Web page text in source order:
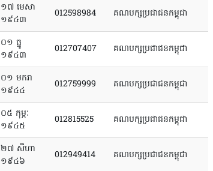
១៧ មេសា
១៩៤៣
012598984 គណបក្សប្រជាជនកម្ពុជា
០១ ធ្នូ
១៩៤៣
012707407 គណបក្សប្រជាជនកម្ពុជា
០១ មករា
១៩៤៤
012759999 គណបក្សប្រជាជនកម្ពុជា
០៥ កុម្ភៈ
១៩៤៥
012815525 គណបក្សប្រជាជនកម្ពុជា
២៧ សីហា
១៩៤៦
012949414 គណបក្សប្រជាជនកម្ពុជា